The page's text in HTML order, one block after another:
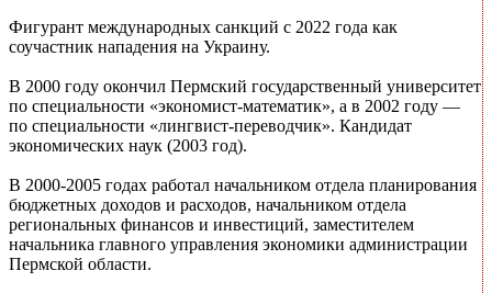
Фигурант международных санкций с 2022 года как
соучастник нападения на Украину.
В 2000 году окончил Пермский государственный университет
по специальности «экономист-математик», а в 2002 году —
по специальности «лингвист-переводчик». Кандидат
экономических наук (2003 год).
В 2000-2005 годах работал начальником отдела планирования
бюджетных доходов и расходов, начальником отдела
региональных финансов и инвестиций, заместителем
начальника главного управления экономики администрации
Пермской области.